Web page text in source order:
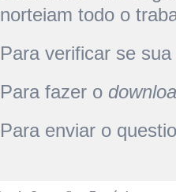
norteiam todo o
Para verificar se
Para fazer o
Para enviar o